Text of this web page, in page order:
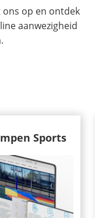
ons op en ontdek
aanwezigheid
Sports